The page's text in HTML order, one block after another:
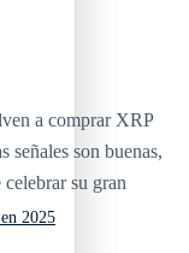
2025
a comprar XRP
señales son buenas,
su gran